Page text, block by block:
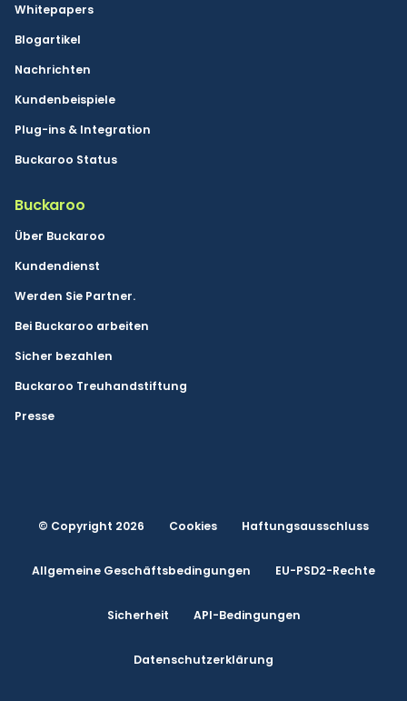
Whitepapers
Blogartikel
Nachrichten
Kundenbeispiele
Plug-ins & Integration
Buckaroo Status
Buckaroo
Über Buckaroo
Kundendienst
Werden Sie Partner.
Bei Buckaroo arbeiten
Sicher bezahlen
Buckaroo Treuhandstiftung
Presse
© Copyright 2026 Cookies Haftungsausschluss
Allgemeine Geschäftsbedingungen EU-PSD2-Rechte
Sicherheit API-Bedingungen
Datenschutzerklärung